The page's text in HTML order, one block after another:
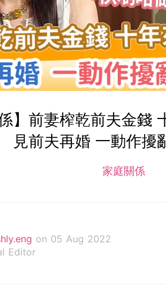
係】前妻榨乾前夫金
見前夫再婚 一動作擾
家庭關係
on 05 Aug 2022
Editor